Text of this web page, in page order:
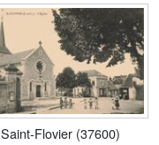
Saint-Flovier (37600)